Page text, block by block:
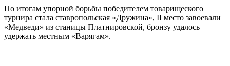
По итогам упорной борьбы победителем товарищеского
турнира стала ставропольская «Дружина», II место завоевали
«Медведи» из станицы Платнировской, бронзу удалось
удержать местным «Варягам».